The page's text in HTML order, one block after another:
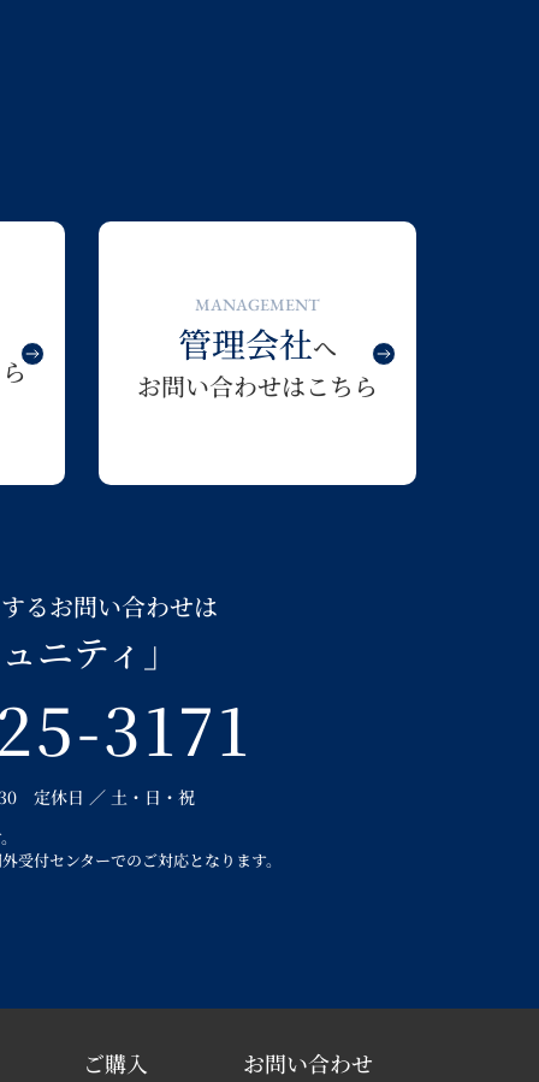
MANAGEMENT
管理会社へ
お問い合わせはこちら
るお問い合わせは
ニティ」
3171
定休日 ／ 土・日・祝
付センターでのご対応となります。
ご購入 お問い合わせ